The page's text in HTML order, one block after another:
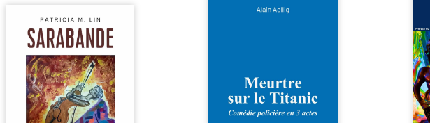
Aux chants crépitants de l’été,
Sous le silence ouaté de la
neige en hiver, Au cours de
nuits pâles, Dans la clarté
bienveillante de la lune, Rêves,
pensées, révoltes et espoirs…
Des mots s’assemblent, colorés,
rebelles aux règles de la
poésie, mais chantant en
Et si le naufrage n’avait pas
les profondeurs de l’Atlantique.
Sept décennies plus tard, la
découverte de l’épave fait
resurgir un secret que l’on
La
de
qui